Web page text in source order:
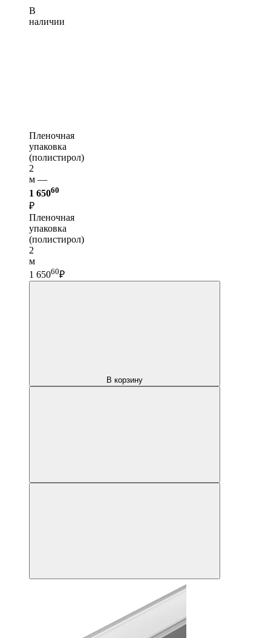
В
наличии
Пленочная
упаковка
(полистирол)
2
м —
1 65060
₽
Пленочная
упаковка
(полистирол)
2
м
1 65060₽
В корзину